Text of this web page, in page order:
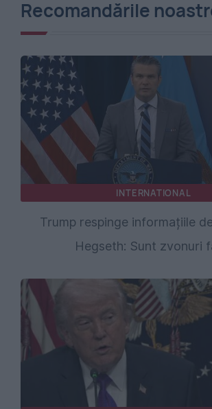
Recomandările
INTERNATIONAL
Trump respinge informațiile
Hegseth: Sunt zvonuri